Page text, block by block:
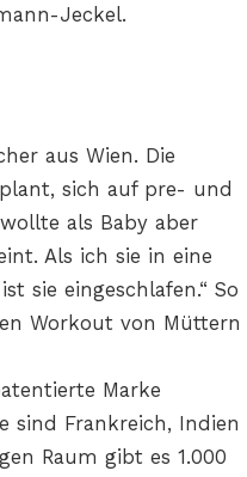
Jeckel.
aus Wien. Die
sich auf pre- und
als Baby aber
Als ich sie in eine
sie eingeschlafen.“ So
Workout von Müttern
Marke
sind Frankreich, Indien
Raum gibt es 1.000